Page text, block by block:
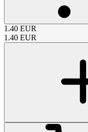
1.40 EUR
1.40 EUR